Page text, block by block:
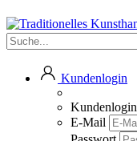
Kundenlogin
Kundenlogin
E-Mail